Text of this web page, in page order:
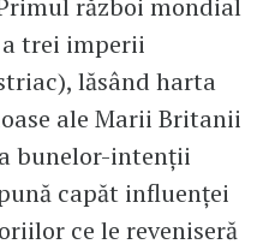
război mondial
trei imperii
lăsând harta
ale Marii Britanii
bunelor-intenţii
capăt influenţei
ce le reveniseră